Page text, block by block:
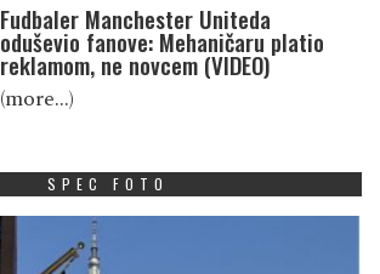
Fudbaler Manchester Uniteda
oduševio fanove: Mehaničaru platio
reklamom, ne novcem (VIDEO)
(more…)
SPEC FOTO